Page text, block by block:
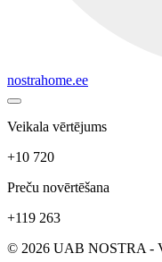
nostrahome.ee
Veikala vērtējums
+10 720
Preču novērtēšana
+119 263
© 2026 UAB NOSTRA -